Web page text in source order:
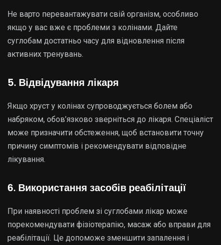
Не варто перевантажувати свій організм, особливо
якщо у вас вже є проблеми з колінами. Дайте
суглобам достатньо часу для відновлення після
активних тренувань.
5. Відвідування лікаря
Якщо хруст у колінах супроводжується болем або
набряком, обов’язково зверніться до лікаря. Спеціаліст
може призначити обстеження, щоб встановити точну
причину симптомів і рекомендувати відповідне
лікування.
6. Використання засобів реабілітації
При наявності проблем зі суглобами лікар може
порекомендувати фізіотерапію, масаж або вправи для
реабілітації. Це допоможе зменшити запалення і